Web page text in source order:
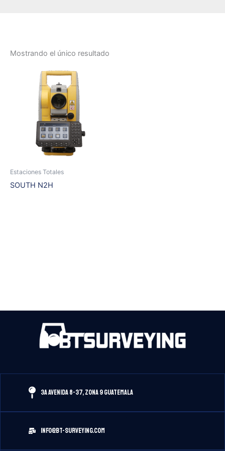
Mostrando el único resultado
Estaciones Totales
SOUTH N2H
3A Avenida 8-37, Zona 9 Guatemala
info@bt-surveying.com